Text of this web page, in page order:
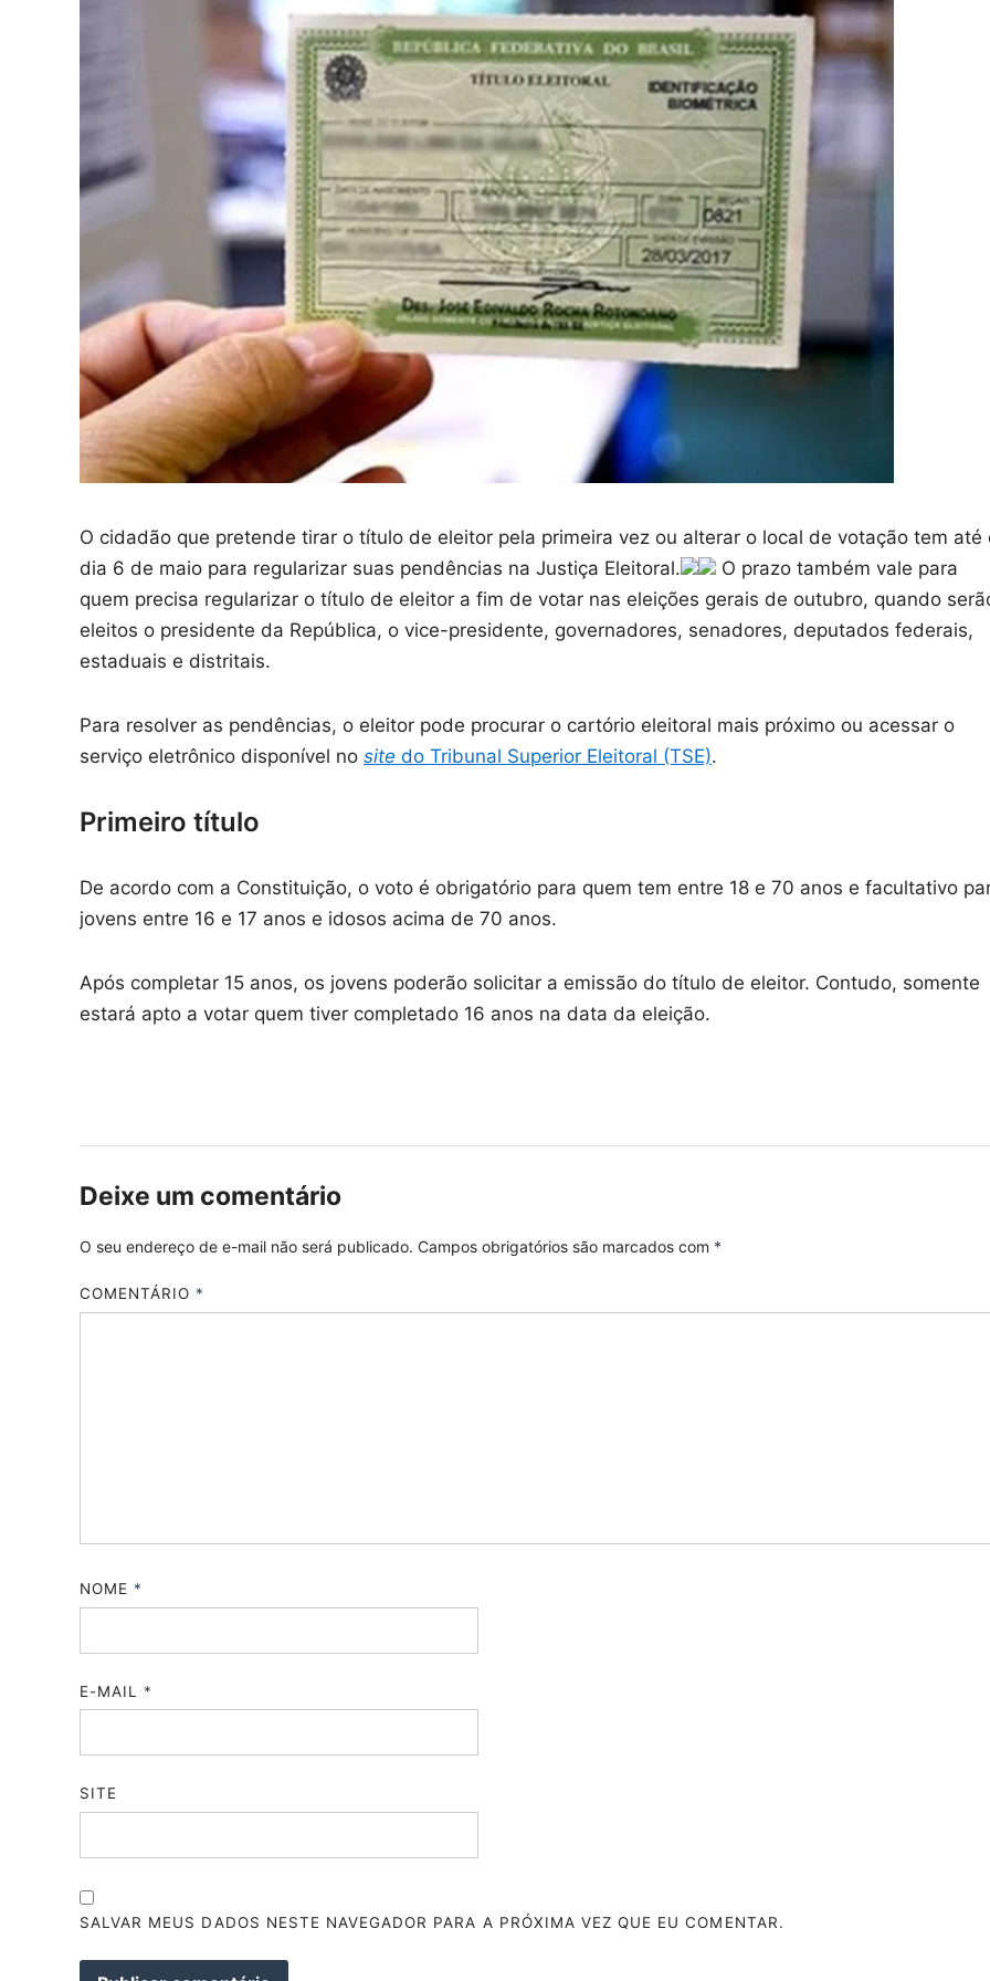
O cidadão que pretende tirar o título de eleitor pela primeira vez ou alterar o local de votação tem até
dia 6 de maio para regularizar suas pendências na Justiça Eleitoral.
O prazo também vale para
quem precisa regularizar o título de eleitor a fim de votar nas eleições gerais de outubro, quando
eleitos o presidente da República, o vice-presidente, governadores, senadores, deputados federais,
estaduais e distritais.
Para resolver as pendências, o eleitor pode procurar o cartório eleitoral mais próximo ou acessar o
serviço eletrônico disponível no site do Tribunal Superior Eleitoral (TSE).
Primeiro título
De acordo com a Constituição, o voto é obrigatório para quem tem entre 18 e 70 anos e facultativo
jovens entre 16 e 17 anos e idosos acima de 70 anos.
Após completar 15 anos, os jovens poderão solicitar a emissão do título de eleitor. Contudo, somente
estará apto a votar quem tiver completado 16 anos na data da eleição.
Deixe um comentário
O seu endereço de e-mail não será publicado. Campos obrigatórios são marcados com *
COMENTÁRIO *
NOME *
E-MAIL *
SITE
SALVAR MEUS DADOS NESTE NAVEGADOR PARA A PRÓXIMA VEZ QUE EU COMENTAR.